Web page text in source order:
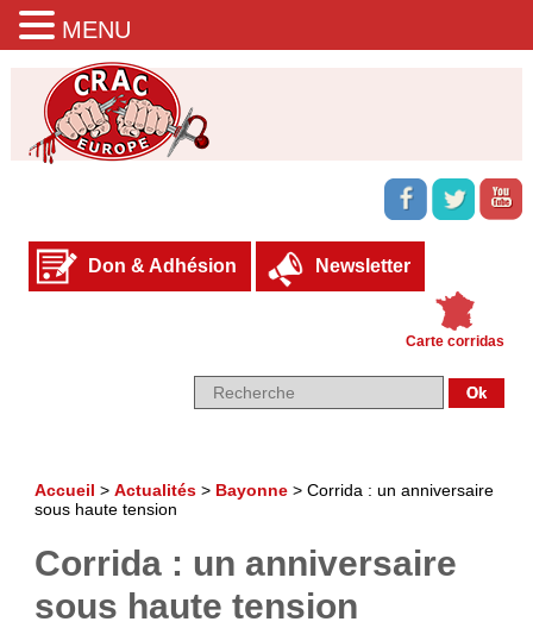
Don & Adhésion Newsletter
Carte corridas
Accueil > Actualités> Bayonne> Corrida : un anniversaire
sous haute tension
Corrida : un anniversaire
sous haute tension
MENU